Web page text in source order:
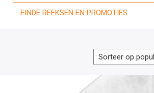
EINDE REEKSEN EN PROMOTIES